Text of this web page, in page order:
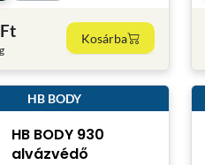
Kosárba
HB BODY
HB BODY 930
alvázvédő